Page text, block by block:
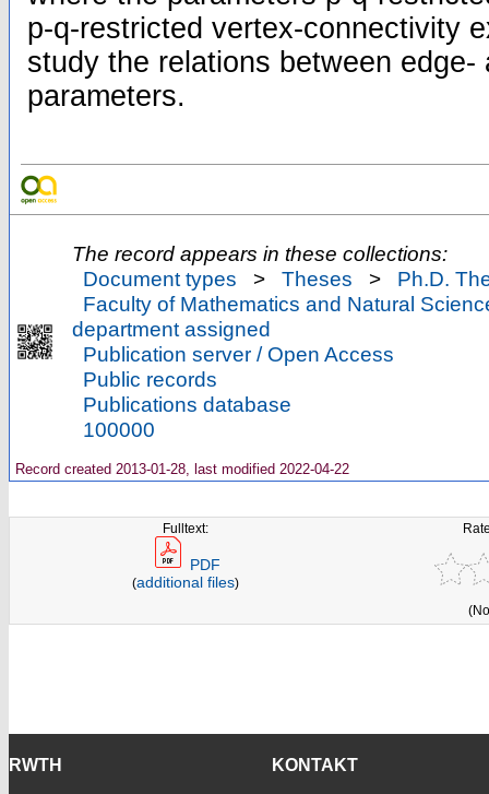
p-q-restricted vertex-connectivity
study the relations between
parameters.
The record appears in these collections:
Document types
> Theses >
Ph.D.
Faculty of Mathematics and Natural
department assigned
Publication server / Open Access
Public records
Publications database
100000
Record created 2013-01-28, last modified 2022-04-22
Fulltext:
PDF
(additional files)
RWTH KONTAKT